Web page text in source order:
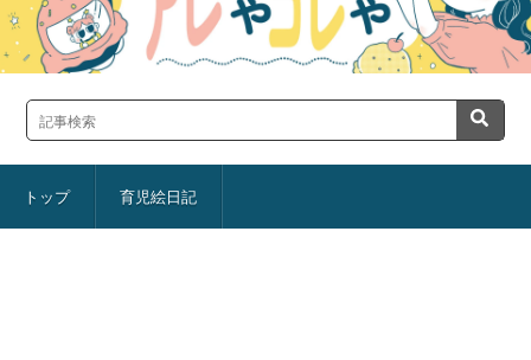
トップ 育児絵日記